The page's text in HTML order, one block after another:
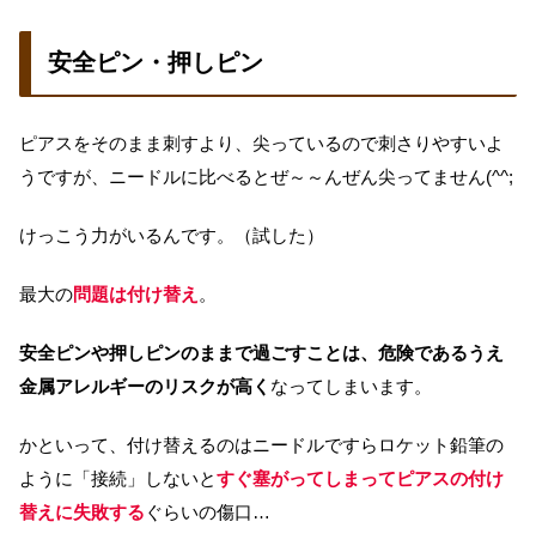
安全ピン・押しピン
ピアスをそのまま刺すより、尖っているので刺さりやすいよ
うですが、ニードルに比べるとぜ～～んぜん尖ってません(^^;
けっこう力がいるんです。（試した）
最大の問題は付け替え 。
安全ピンや押しピンのままで過ごすことは、危険であるうえ
金属アレルギーのリスクが高く なってしまいます。
かといって、付け替えるのはニードルですらロケット鉛筆の
ように「接続」しないとすぐ塞がってしまってピアスの付け
替えに失敗する ぐらいの傷口…